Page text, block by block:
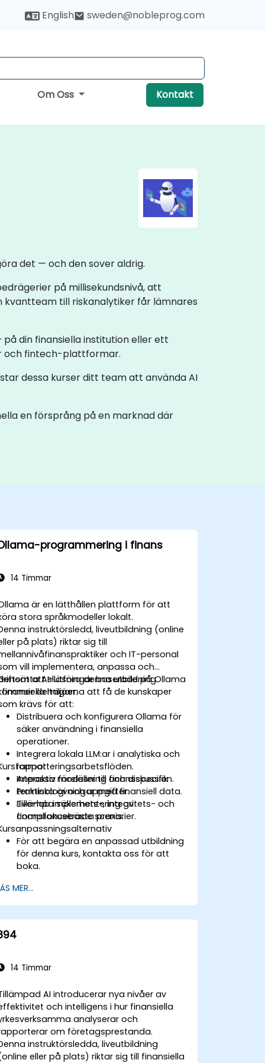
English sweden@nobleprog.com
Om Oss Kontakt
det — och den sover aldrig.
på millisekundsnivå, att
kvantteam till riskanalytiker får lämnares
din finansiella institution eller ett
och fintech-plattformar.
dessa kurser ditt team att använda AI
en försprång på en marknad där
programmering i finans
14 Timmar
är en lätthållen plattform för att
stora språkmodeller lokalt.
instruktörsledd, liveutbildning (online
på plats) riktar sig till
och IT-personal
vill implementera, anpassa och
AI-lösningar baserade på Ollama
finansiella miljöer.
att slutföra denna utbildning
deltagarna att få de kunskaper
krävs för att:
Distribuera och konfigurera Ollama för
säker användning i finansiella
operationer.
Integrera lokala LLM:ar i analytiska och
rapporteringsarbetsflöden.
Anpassa modeller till finansspecifik
terminologi och uppgifter.
Tillämpa säkerhets-, integritets- och
compliancebästa praxis.
Interaktiv föreläsning och diskussion.
Praktiska övningar med finansiell data.
Live-lab implementering av
finansfokuserade scenarier.
För att begära en anpassad utbildning
för denna kurs, kontakta oss för att
boka.
MER...
14 Timmar
AI introducerar nya nivåer av
och intelligens i hur finansiella
analyserar och
om företagsprestanda.
instruktörsledda, liveutbildning
eller på plats) riktar sig till finansiella